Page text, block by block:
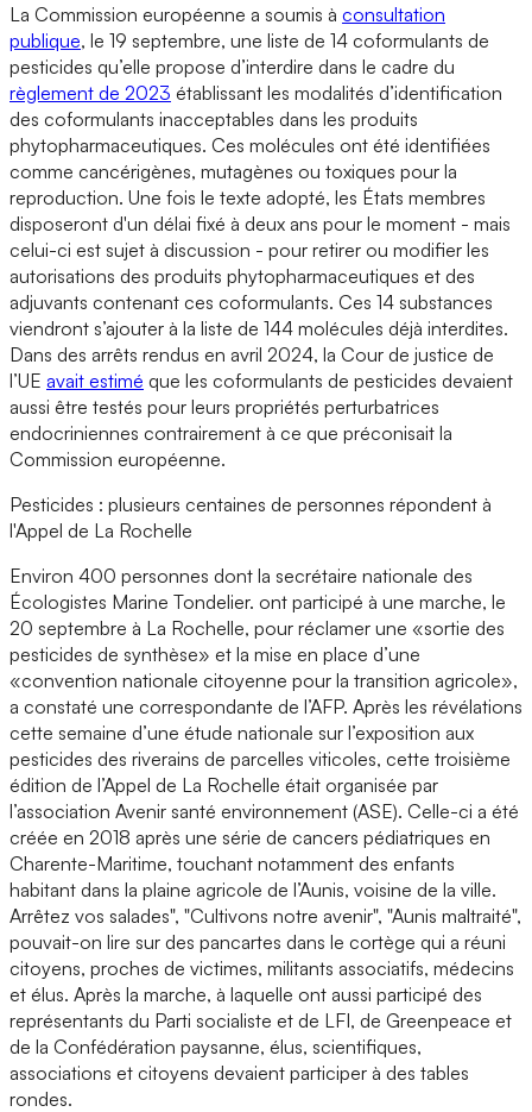
La Commission européenne a soumis à consultation
publique, le 19 septembre, une liste de 14 coformulants de
pesticides qu’elle propose d’interdire dans le cadre du
règlement de 2023 établissant les modalités d’identification
des coformulants inacceptables dans les produits
phytopharmaceutiques. Ces molécules ont été identifiées
comme cancérigènes, mutagènes ou toxiques pour la
reproduction. Une fois le texte adopté, les États membres
disposeront d'un délai fixé à deux ans pour le moment - mais
celui-ci est sujet à discussion - pour retirer ou modifier les
autorisations des produits phytopharmaceutiques et des
adjuvants contenant ces coformulants. Ces 14 substances
viendront s’ajouter à la liste de 144 molécules déjà interdites.
Dans des arrêts rendus en avril 2024, la Cour de justice de
l’UE avait estimé que les coformulants de pesticides devaient
aussi être testés pour leurs propriétés perturbatrices
endocriniennes contrairement à ce que préconisait la
Commission européenne.
Pesticides : plusieurs centaines de personnes répondent à
l'Appel de La Rochelle
Environ 400 personnes dont la secrétaire nationale des
Écologistes Marine Tondelier. ont participé à une marche, le
20 septembre à La Rochelle, pour réclamer une «sortie des
pesticides de synthèse» et la mise en place d’une
«convention nationale citoyenne pour la transition agricole»,
a constaté une correspondante de l’AFP. Après les révélations
cette semaine d’une étude nationale sur l’exposition aux
pesticides des riverains de parcelles viticoles, cette troisième
édition de l’Appel de La Rochelle était organisée par
l’association Avenir santé environnement (ASE). Celle-ci a été
créée en 2018 après une série de cancers pédiatriques en
Charente-Maritime, touchant notamment des enfants
habitant dans la plaine agricole de l’Aunis, voisine de la ville.
Arrêtez vos salades", "Cultivons notre avenir", "Aunis maltraité",
pouvait-on lire sur des pancartes dans le cortège qui a réuni
citoyens, proches de victimes, militants associatifs, médecins
et élus. Après la marche, à laquelle ont aussi participé des
représentants du Parti socialiste et de LFI, de Greenpeace et
de la Confédération paysanne, élus, scientifiques,
associations et citoyens devaient participer à des tables
rondes.